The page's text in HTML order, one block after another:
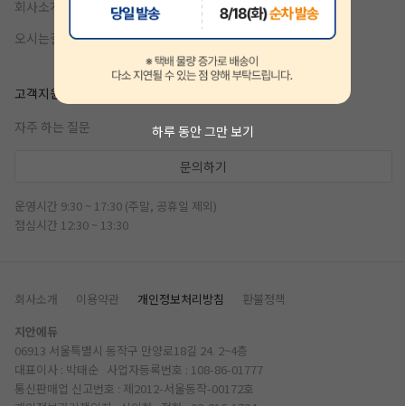
하루 동안 그만 보기
회사소개
오시는길
고객지원
자주 하는 질문
문의하기
운영시간 9:30 ~ 17:30 (주말, 공휴일 제외)
점심시간 12:30 ~ 13:30
회사소개 이용약관 개인정보처리방침
환불정책
지안에듀
06913 서울특별시 동작구 만양로18길 24. 2~4층
대표이사 : 박태순 사업자등록번호 : 108-86-01777
통신판매업 신고번호 : 제2012-서울동작-00172호